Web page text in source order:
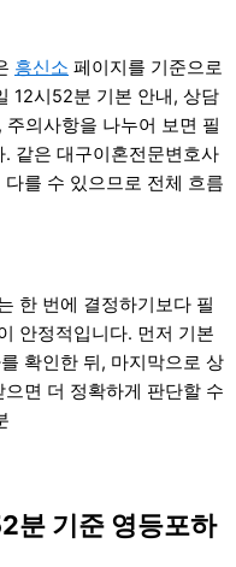
흥신소 페이지를 기준으로
12시52분 기본 안내, 상담
의사항을 나누어 보면 필
같은 대구이혼전문변호사
를 수 있으므로 전체 흐름
한 번에 결정하기보다 필
안정적입니다. 먼저 기본
확인한 뒤, 마지막으로 상
면 더 정확하게 판단할 수
기준 영등포하